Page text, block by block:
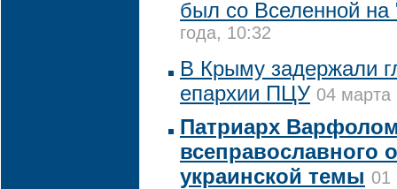
был со Вселенной на
года, 10:32
В Крыму задержали
епархии ПЦУ 04 марта
Патриарх
всеправославного
украинской темы 01